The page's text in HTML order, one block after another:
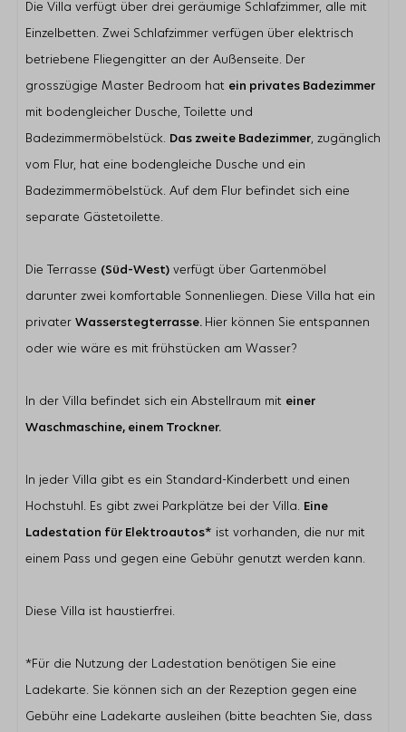
Schlafzimmer
Schlafzimmer mit En-Suite Badezimmer: 1
Anzahl der Schlafzimmer mit Mückengitter: 1
Zusätzliche ausländische Kanäle
Gaskamin
Die Villa verfügt über drei geräumige Schlafzimmer, alle mit
Einzelbetten. Zwei Schlafzimmer verfügen über elektrisch
betriebene Fliegengitter an der Außenseite. Der
grosszügige Master Bedroom hat ein privates Badezimmer
mit bodengleicher Dusche, Toilette und
Badezimmermöbelstück. Das zweite Badezimmer, zugänglich
vom Flur, hat eine bodengleiche Dusche und ein
Badezimmermöbelstück. Auf dem Flur befindet sich eine
separate Gästetoilette.
Die Terrasse (Süd-West) verfügt über Gartenmöbel
darunter zwei komfortable Sonnenliegen. Diese Villa hat ein
privater Wasserstegterrasse. Hier können Sie entspannen
oder wie wäre es mit frühstücken am Wasser?
In der Villa befindet sich ein Abstellraum mit einer
Waschmaschine, einem Trockner.
In jeder Villa gibt es ein Standard-Kinderbett und einen
Hochstuhl. Es gibt zwei Parkplätze bei der Villa. Eine
Ladestation für Elektroautos* ist vorhanden, die nur mit
einem Pass und gegen eine Gebühr genutzt werden kann.
Diese Villa ist haustierfrei.
*Für die Nutzung der Ladestation benötigen Sie eine
Ladekarte. Sie können sich an der Rezeption gegen eine
Gebühr eine Ladekarte ausleihen (bitte beachten Sie, dass